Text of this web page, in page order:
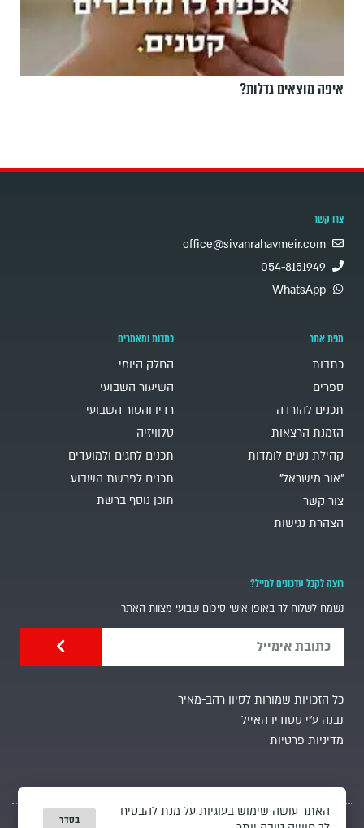
איפה מוצאים גדלות?
צרו קשר
office@sivanrahavmeir.com
054-8151949
WhatsApp
מפת אתר
כתבות
ספרים
תכנים להורדה
הזמנת הרצאות
קהילת נשים לומדות
"אור מישראל"
צור קשר
הצהרת נגישות
כתבות ומאמרים
החלק היומי
השיעור השבועי
רדיו והטור השבועי
טלוויזיה
תכנים לחגים ולמועדים
תכנים לפרשת השבוע
תוכן נוסף ברשת
רוצה לקבל עדכונים למייל?
נשמח לשלוח לך באופן אישי סיכום שבועי מצוות האתר
כל הזכויות שמורות לסיון רהב-מאיר
נבנה ע"י סטודיו האייל
מדיניות פרטיות
האתר עושה שימוש בעוגיות על מנת להבטיח
בסדר